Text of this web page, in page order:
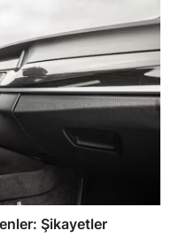
Şikayetler